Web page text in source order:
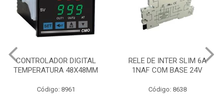
CONTROLADOR DIGITAL
TEMPERATURA 48X48MM
Código: 8961
RELE DE INTER SLIM 6A
1NAF COM BASE 24V
Código: 8638